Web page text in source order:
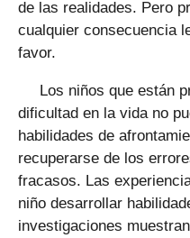
de las realidades. Pero
cualquier consecuencia
favor.
Los niños que están
dificultad en la vida no
habilidades de
recuperarse de los
fracasos. Las
niño desarrollar
investigaciones